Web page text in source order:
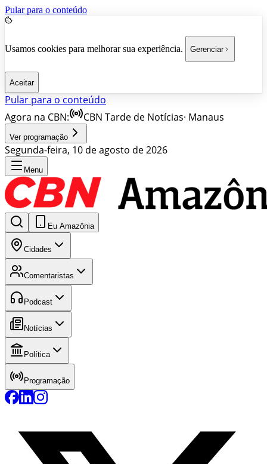
Pular para o conteúdo
Usamos cookies para melhorar sua experiência. Gerenciar
Aceitar
Pular para o conteúdo
Agora na CBN:
CBN Tarde de Notícias· Manaus
Ver programação
Segunda-feira, 10 de agosto de 2026
Menu
Eu Amazônia
Cidades
Comentaristas
Podcast
Notícias
Política
Programação